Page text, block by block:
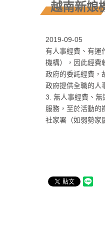
越南新娘
2019-09-05
有人事經費、有運
機構），因此經費
政府的委託經費，
政府提供全職的人
3. 無人事經費、無
服務，至於活動的
社家署（如弱勢家